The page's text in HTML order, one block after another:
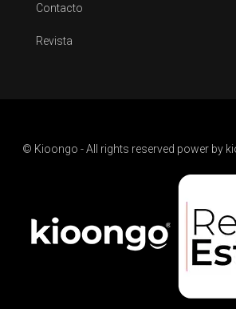
Contacto
Revista
© Kioongo - All rights reserved power by